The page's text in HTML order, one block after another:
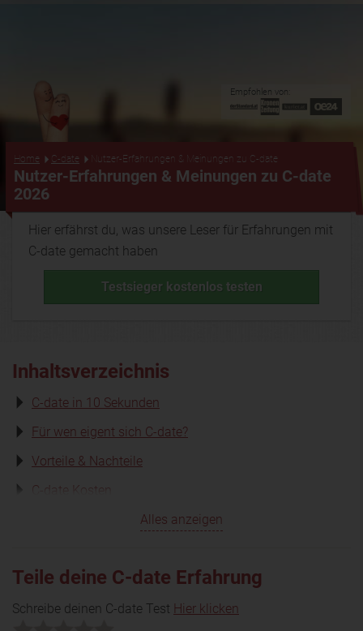
Empfohlen von:
Home C-date Nutzer-Erfahrungen & Meinungen zu C-date
Nutzer-Erfahrungen & Meinungen zu C-date
2026
Hier erfährst du, was unsere Leser für Erfahrungen mit
C-date gemacht haben
Testsieger kostenlos testen
Inhaltsverzeichnis
C-date in 10 Sekunden
Für wen eigent sich C-date?
Vorteile & Nachteile
C-date Kosten
Alles anzeigen
Teile deine C-date Erfahrung
Schreibe deinen C-date Test Hier klicken